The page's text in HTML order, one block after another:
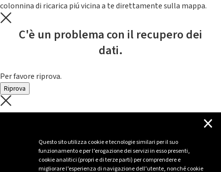
Questo sito utilizza cookie e tecnologie similari per il suo
funzionamento e per l’erogazione dei servizi in esso presenti,
cookie analitici (propri e di terze parti) per comprendere e
migliorare l’esperienza di navigazione dell’utente, nonché cookie
×
colonnina di ricarica piú vicina a te direttamente sulla mappa.
C'è un problema con il recupero dei
dati.
Per favore riprova.
Riprova
C'è un problema con il recupero dei
Per favore riprova piú tardi